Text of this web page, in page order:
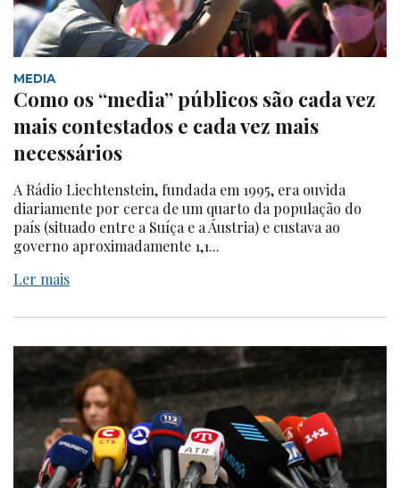
MEDIA
Como os “media” públicos são cada vez
mais contestados e cada vez mais
necessários
A Rádio Liechtenstein, fundada em 1995, era ouvida
diariamente por cerca de um quarto da população do
país (situado entre a Suíça e a Áustria) e custava ao
governo aproximadamente 1,1...
Ler mais